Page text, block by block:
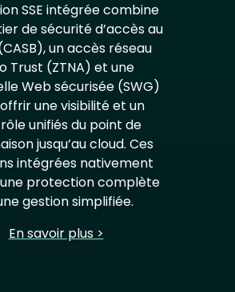
SSE intégrée combine
de sécurité d’accès au
un accès réseau
Trust (ZTNA) et une
Web sécurisée (SWG)
une visibilité et un
unifiés du point de
jusqu’au cloud. Ces
intégrées nativement
protection complète
gestion simplifiée.
En savoir plus >